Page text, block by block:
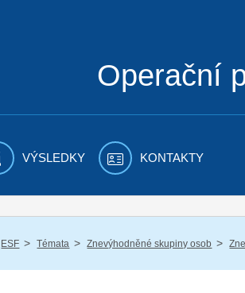
Operační
VÝSLEDKY KONTAKTY
ESF / Témata / Znevýhodněné skupiny osob /